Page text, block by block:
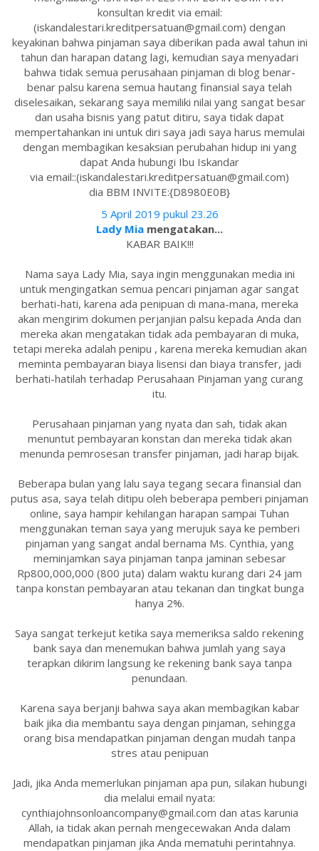
konsultan kredit via email:
(iskandalestari.kreditpersatuan@gmail.com) dengan
keyakinan bahwa pinjaman saya diberikan pada awal tahun ini
tahun dan harapan datang lagi, kemudian saya menyadari
bahwa tidak semua perusahaan pinjaman di blog benar-
benar palsu karena semua hautang finansial saya telah
diselesaikan, sekarang saya memiliki nilai yang sangat besar
dan usaha bisnis yang patut ditiru, saya tidak dapat
mempertahankan ini untuk diri saya jadi saya harus memulai
dengan membagikan kesaksian perubahan hidup ini yang
dapat Anda hubungi Ibu Iskandar
via email::(iskandalestari.kreditpersatuan@gmail.com)
dia BBM INVITE:{D8980E0B}
5 April 2019 pukul 23.26
Lady Mia mengatakan...
KABAR BAIK!!!
Nama saya Lady Mia, saya ingin menggunakan media ini
untuk mengingatkan semua pencari pinjaman agar sangat
berhati-hati, karena ada penipuan di mana-mana, mereka
akan mengirim dokumen perjanjian palsu kepada Anda dan
mereka akan mengatakan tidak ada pembayaran di muka,
tetapi mereka adalah penipu , karena mereka kemudian akan
meminta pembayaran biaya lisensi dan biaya transfer, jadi
berhati-hatilah terhadap Perusahaan Pinjaman yang curang
itu.
Perusahaan pinjaman yang nyata dan sah, tidak akan
menuntut pembayaran konstan dan mereka tidak akan
menunda pemrosesan transfer pinjaman, jadi harap bijak.
Beberapa bulan yang lalu saya tegang secara finansial dan
putus asa, saya telah ditipu oleh beberapa pemberi pinjaman
online, saya hampir kehilangan harapan sampai Tuhan
menggunakan teman saya yang merujuk saya ke pemberi
pinjaman yang sangat andal bernama Ms. Cynthia, yang
meminjamkan saya pinjaman tanpa jaminan sebesar
Rp800,000,000 (800 juta) dalam waktu kurang dari 24 jam
tanpa konstan pembayaran atau tekanan dan tingkat bunga
hanya 2%.
Saya sangat terkejut ketika saya memeriksa saldo rekening
bank saya dan menemukan bahwa jumlah yang saya
terapkan dikirim langsung ke rekening bank saya tanpa
penundaan.
Karena saya berjanji bahwa saya akan membagikan kabar
baik jika dia membantu saya dengan pinjaman, sehingga
orang bisa mendapatkan pinjaman dengan mudah tanpa
stres atau penipuan
Jadi, jika Anda memerlukan pinjaman apa pun, silakan hubungi
dia melalui email nyata:
cynthiajohnsonloancompany@gmail.com dan atas karunia
Allah, ia tidak akan pernah mengecewakan Anda dalam
mendapatkan pinjaman jika Anda mematuhi perintahnya.